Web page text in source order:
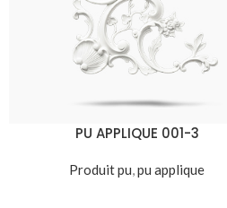
PU APPLIQUE 001-3
Produit pu,pu applique